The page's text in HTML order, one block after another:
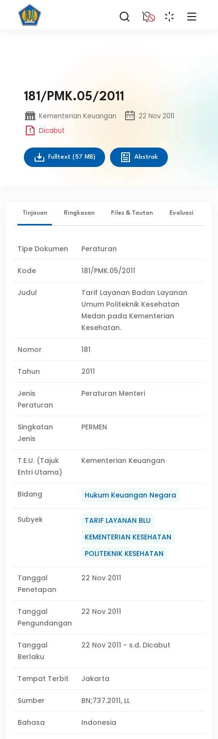
181/PMK.05/2011
Kementerian Keuangan
22 Nov 2011
Dicabut
Fulltext (57 MB) Abstrak
Tinjauan Ringkasan Files & Tautan Evaluasi
Tipe Dokumen Peraturan
Kode 181/PMK.05/2011
Judul
Tarif Layanan Badan Layanan
Umum Politeknik Kesehatan
Medan pada Kementerian
Kesehatan.
Nomor 181
Tahun 2011
Jenis
Peraturan
Peraturan Menteri
Singkatan
Jenis
PERMEN
T.E.U. (Tajuk
Entri Utama)
Kementerian Keuangan
Bidang Hukum Keuangan Negara
Subyek
TARIF LAYANAN BLU
KEMENTERIAN KESEHATAN
POLITEKNIK KESEHATAN
Tanggal
Penetapan
22 Nov 2011
Tanggal
Pengundangan
22 Nov 2011
Tanggal
Berlaku
22 Nov 2011 - s.d. Dicabut
Tempat Terbit Jakarta
Sumber BN;737.2011, LL
Bahasa Indonesia